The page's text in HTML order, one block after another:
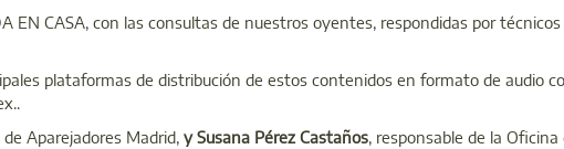
EN CASA, con las consultas de nuestros oyentes, respondidas por técnicos
plataformas de distribución de estos contenidos en formato de audio
Aparejadores Madrid, y Susana Pérez Castaños, responsable de la Oficina